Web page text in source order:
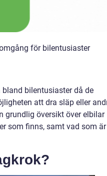
för bilentusiaster
bilentusiaster då de
att dra släp eller
grundlig översikt över elbilar
som finns, samt vad som